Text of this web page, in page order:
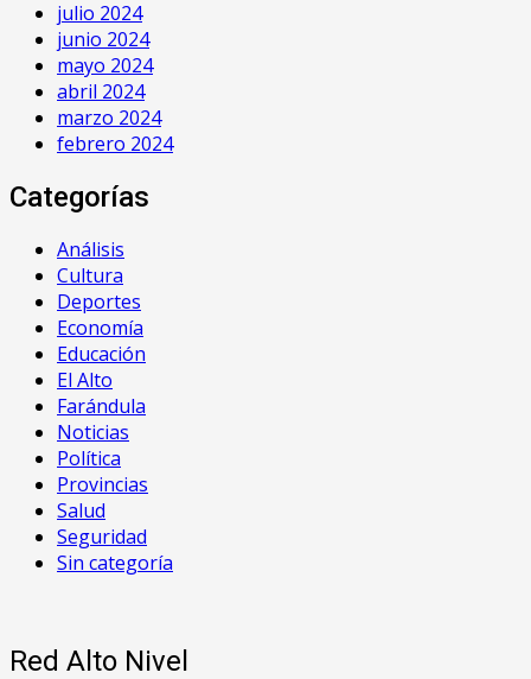
julio 2024
junio 2024
mayo 2024
abril 2024
marzo 2024
febrero 2024
Categorías
Análisis
Cultura
Deportes
Economía
Educación
El Alto
Farándula
Noticias
Política
Provincias
Salud
Seguridad
Sin categoría
Red Alto Nivel